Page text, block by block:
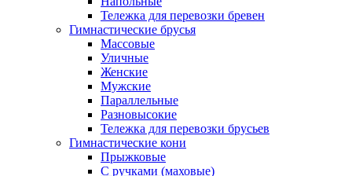
Тележка для перевозки бревен
Гимнастические брусья
Массовые
Уличные
Женские
Мужские
Параллельные
Разновысокие
Тележка для перевозки брусьев
Гимнастические кони
Прыжковые
С ручками (маховые)